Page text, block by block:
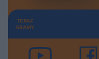
TERAZ
GRAMY